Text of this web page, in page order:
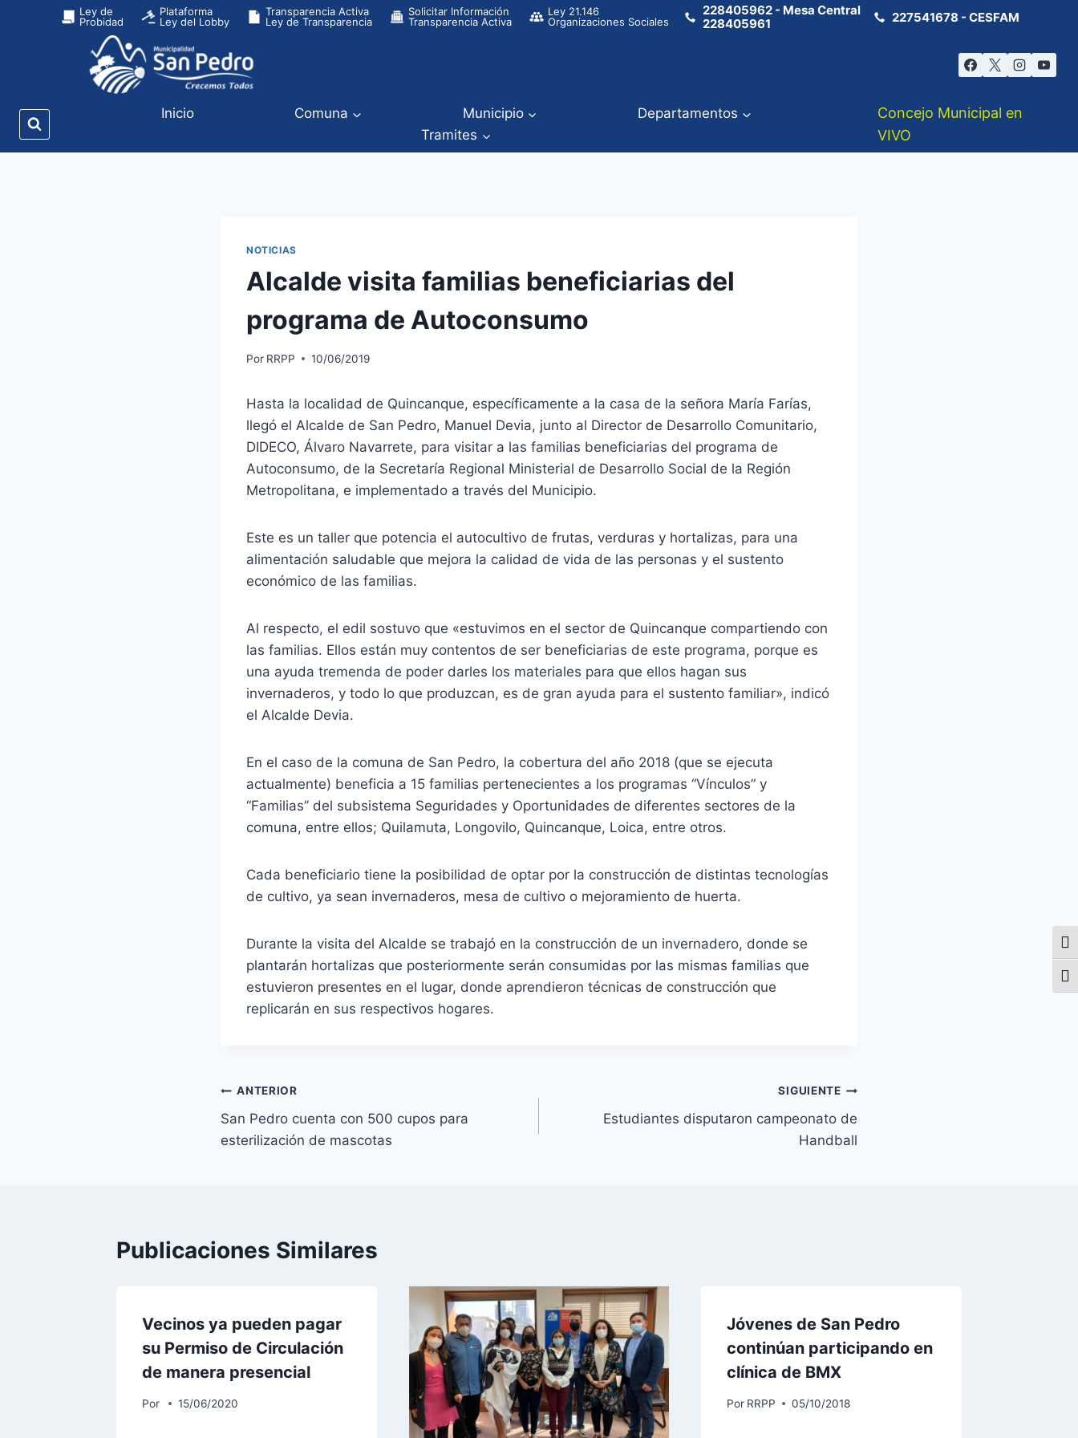
Ley de
Probidad
Plataforma
Ley del Lobby
Transparencia Activa
Ley de Transparencia
Solicitar Información
Transparencia Activa
Ley 21.146
Organizaciones Sociales
228405962 - Mesa Central
228405961
227541678 - CESFAM
Inicio Comuna Municipio
Departamentos
Tramites
Concejo Municipal en
VIVO
NOTICIAS
Alcalde visita familias beneficiarias del
programa de Autoconsumo
Por RRPP 10/06/2019
Hasta la localidad de Quincanque, específicamente a la casa de la señora María Farías,
llegó el Alcalde de San Pedro, Manuel Devia, junto al Director de Desarrollo Comunitario,
DIDECO, Álvaro Navarrete, para visitar a las familias beneficiarias del programa de
Autoconsumo, de la Secretaría Regional Ministerial de Desarrollo Social de la Región
Metropolitana, e implementado a través del Municipio.
Este es un taller que potencia el autocultivo de frutas, verduras y hortalizas, para una
alimentación saludable que mejora la calidad de vida de las personas y el sustento
económico de las familias.
Al respecto, el edil sostuvo que «estuvimos en el sector de Quincanque compartiendo con
las familias. Ellos están muy contentos de ser beneficiarias de este programa, porque es
una ayuda tremenda de poder darles los materiales para que ellos hagan sus
invernaderos, y todo lo que produzcan, es de gran ayuda para el sustento familiar», indicó
el Alcalde Devia.
En el caso de la comuna de San Pedro, la cobertura del año 2018 (que se ejecuta
actualmente) beneficia a 15 familias pertenecientes a los programas “Vínculos” y
“Familias” del subsistema Seguridades y Oportunidades de diferentes sectores de la
comuna, entre ellos; Quilamuta, Longovilo, Quincanque, Loica, entre otros.
Cada beneficiario tiene la posibilidad de optar por la construcción de distintas tecnologías
de cultivo, ya sean invernaderos, mesa de cultivo o mejoramiento de huerta.
Durante la visita del Alcalde se trabajó en la construcción de un invernadero, donde se
plantarán hortalizas que posteriormente serán consumidas por las mismas familias que
estuvieron presentes en el lugar, donde aprendieron técnicas de construcción que
replicarán en sus respectivos hogares.
ANTERIOR
San Pedro cuenta con 500 cupos para
esterilización de mascotas
SIGUIENTE
Estudiantes disputaron campeonato de
Handball
Publicaciones Similares
Vecinos ya pueden pagar
su Permiso de Circulación
de manera presencial
Por 15/06/2020
Jóvenes de San Pedro
continúan participando en
clínica de BMX
Por RRPP 05/10/2018